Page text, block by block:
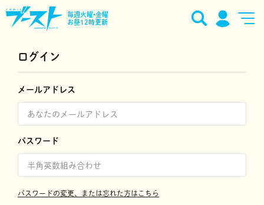
毎週火曜•金曜
お昼12時更新
ログイン
メールアドレス
パスワード
パスワードの変更、または忘れた方はこちら